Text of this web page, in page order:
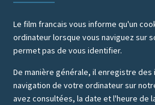
Le film francais vous informe qu'un
ordinateur lorsque vous naviguez sur
permet pas de vous identifier.
De manière générale, il enregistre
navigation de votre ordinateur sur
avez consultées, la date et l'heure de